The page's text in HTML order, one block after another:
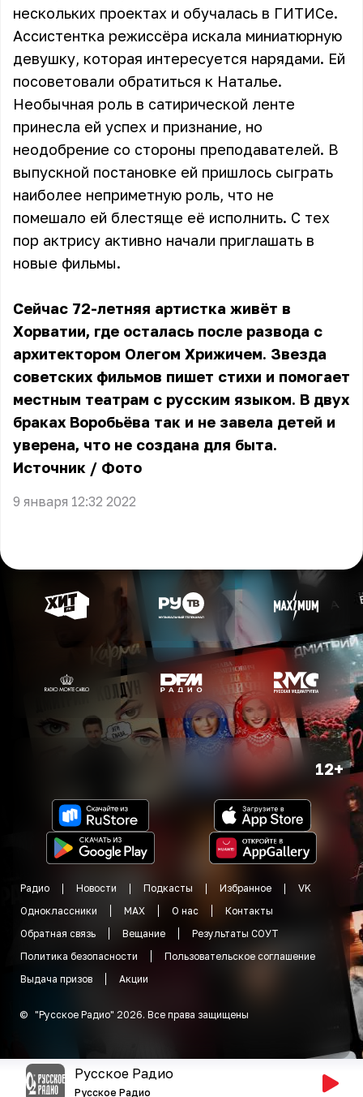
нескольких проектах и обучалась в ГИТИСе.
Ассистентка режиссёра искала миниатюрную
девушку, которая интересуется нарядами. Ей
посоветовали обратиться к Наталье.
Необычная роль в сатирической ленте
принесла ей успех и признание, но
неодобрение со стороны преподавателей. В
выпускной постановке ей пришлось сыграть
наиболее неприметную роль, что не
помешало ей блестяще её исполнить. С тех
пор актрису активно начали приглашать в
новые фильмы.
Сейчас 72-летняя артистка живёт в
Хорватии, где осталась после развода с
архитектором Олегом Хрижичем. Звезда
советских фильмов пишет стихи и помогает
местным театрам с русским языком. В двух
браках Воробьёва так и не завела детей и
уверена, что не создана для быта.
Источник / Фото
9 января 12:32 2022
12+
Радио Новости Подкасты Избранное
VK
Одноклассники
MAX О нас
Контакты
Обратная связь
Вещание
Результаты СОУТ
Политика безопасности
Пользовательское соглашение
Выдача призов
Акции
© "Русское Радио" 2026. Все права защищены
Русское Радио
Русское Радио